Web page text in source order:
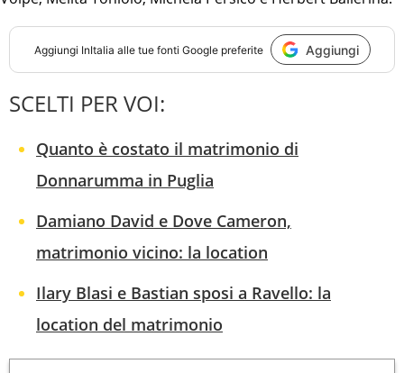
Aggiungi InItalia alle tue fonti Google preferite Aggiungi
SCELTI PER VOI:
Quanto è costato il matrimonio di
Donnarumma in Puglia
Damiano David e Dove Cameron,
matrimonio vicino: la location
Ilary Blasi e Bastian sposi a Ravello: la
location del matrimonio